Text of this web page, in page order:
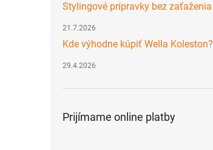
Stylingové prípravky bez zaťaženia
21.7.2026
Kde výhodne kúpiť Wella Koleston?
29.4.2026
Prijímame online platby